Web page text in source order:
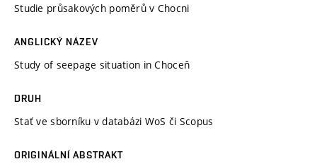
Studie průsakových poměrů v Chocni
ANGLICKÝ NÁZEV
Study of seepage situation in Choceň
DRUH
Stať ve sborníku v databázi WoS či Scopus
ORIGINÁLNÍ ABSTRAKT